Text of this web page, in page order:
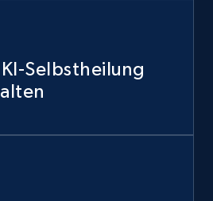
Selbstheilung